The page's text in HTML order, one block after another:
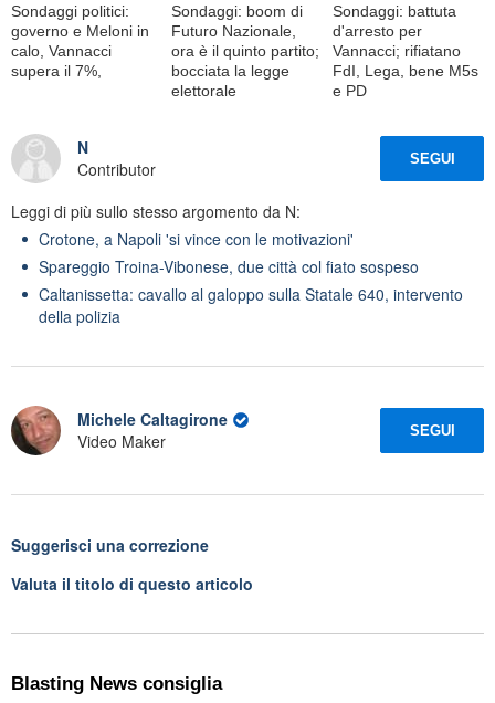
Sondaggi politici:
governo e Meloni in
calo, Vannacci
supera il 7%,
Sondaggi: boom di
Futuro Nazionale,
ora è il quinto partito;
bocciata la legge
elettorale
Sondaggi: battuta
d'arresto per
Vannacci; rifiatano
FdI, Lega, bene M5s
e PD
N
Contributor
SEGUI
Leggi di più sullo stesso argomento da N:
Crotone, a Napoli 'si vince con le motivazioni'
Spareggio Troina-Vibonese, due città col fiato sospeso
Caltanissetta: cavallo al galoppo sulla Statale 640, intervento
della polizia
Michele Caltagirone
Video Maker
SEGUI
Suggerisci una correzione
Valuta il titolo di questo articolo
Blasting News consiglia